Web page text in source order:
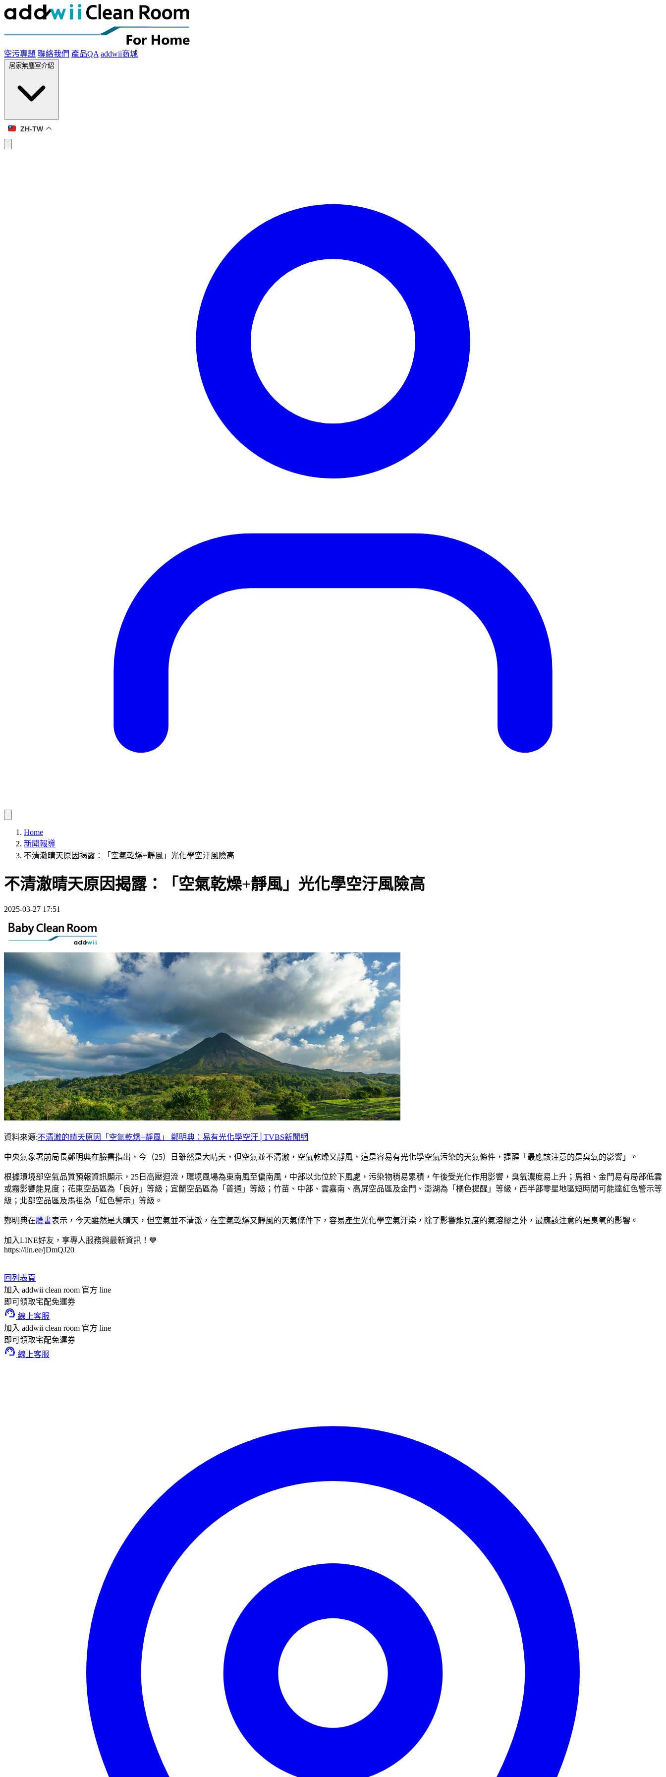
空污專題 聯絡我們 產品QA addwii商城
居家無塵室介紹
ZH-TW
Home
新聞報導
不清澈晴天原因揭露：「空氣乾燥+靜風」光化學空汙風險高
不清澈晴天原因揭露：「空氣乾燥+靜風」光化學空汙風險高
2025-03-27 17:51
資料來源:不清澈的晴天原因「空氣乾燥+靜風」 鄭明典：易有光化學空汙│TVBS新聞網
中央氣象署前局長鄭明典在臉書指出，今（25）日雖然是大晴天，但空氣並不清澈，空氣乾燥又靜風，這是容易有光化學空氣污染的天氣條件，提醒「最應該注意的是臭氧的影響」。
根據環境部空氣品質預報資訊顯示，25日高壓迴流，環境風場為東南風至偏南風，中部以北位於下風處，污染物稍易累積，午後受光化作用影響，臭氧濃度易上升；馬祖、金門易有局部低雲
或霧影響能見度；花東空品區為「良好」等級；宜蘭空品區為「普通」等級；竹苗、中部、雲嘉南、高屏空品區及金門、澎湖為「橘色提醒」等級，西半部零星地區短時間可能達紅色警示等
級；北部空品區及馬祖為「紅色警示」等級。
鄭明典在臉書表示，今天雖然是大晴天，但空氣並不清澈，在空氣乾燥又靜風的天氣條件下，容易產生光化學空氣汙染，除了影響能見度的氣溶膠之外，最應該注意的是臭氧的影響。
加入LINE好友，享專人服務與最新資訊！💙
https://lin.ee/jDmQJ20
回列表頁
加入 addwii clean room 官方 line
即可領取宅配免運券
support_agent 線上客服
加入 addwii clean room 官方 line
即可領取宅配免運券
support_agent 線上客服